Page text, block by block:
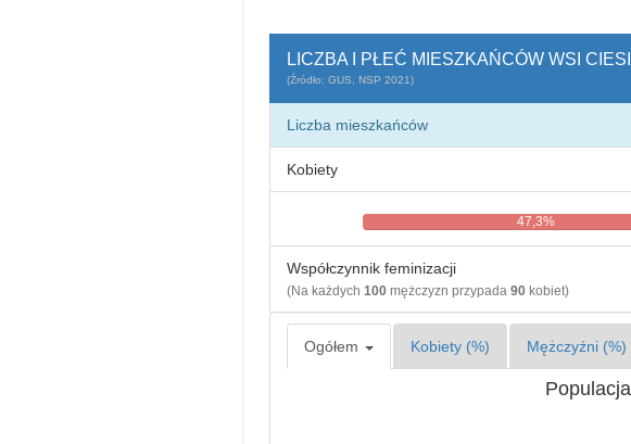
LICZBA I PŁEĆ MIESZKAŃCÓW WSI
(Źródło: GUS, NSP 2021)
Liczba mieszkańców
Kobiety
47,3%
Współczynnik feminizacji
(Na każdych 100mężczyzn przypada 90kobiet)
Ogółem Kobiety (%) Mężczyźni (%)